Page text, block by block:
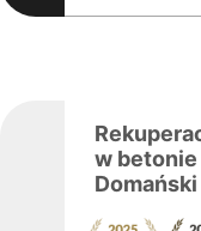
w betonie
Domański